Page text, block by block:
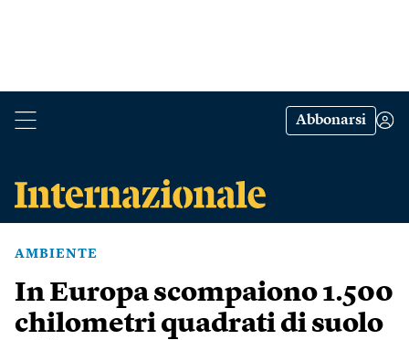
Abbonarsi
AMBIENTE
In Europa scompaiono 1.500
chilometri quadrati di suolo